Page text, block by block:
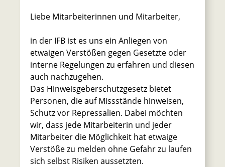
Liebe Mitarbeiterinnen und Mitarbeiter,
in der IFB ist es uns ein Anliegen von
etwaigen Verstößen gegen Gesetzte oder
interne Regelungen zu erfahren und diesen
auch nachzugehen.
Das Hinweisgeberschutzgesetz bietet
Personen, die auf Missstände hinweisen,
Schutz vor Repressalien. Dabei möchten
wir, dass jede Mitarbeiterin und jeder
Mitarbeiter die Möglichkeit hat etwaige
Verstöße zu melden ohne Gefahr zu laufen
sich selbst Risiken aussetzten.